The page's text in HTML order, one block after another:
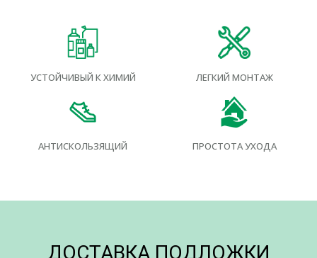
УСТОЙЧИВЫЙ К ХИМИЙ ЛЕГКИЙ МОНТАЖ
АНТИСКОЛЬЗЯЩИЙ ПРОСТОТА УХОДА
ДОСТАВКА ПОДЛОЖКИ